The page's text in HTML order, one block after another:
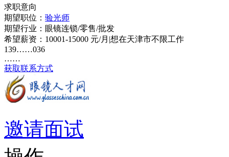
求职意向
期望职位： 验光师
期望行业： 眼镜连锁/零售/批发
希望薪资： 10001-15000 元/月 |想在天津市不限工作
139……036
……
获取联系方式
邀请面试